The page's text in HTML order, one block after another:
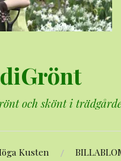
och skönt i
Kusten